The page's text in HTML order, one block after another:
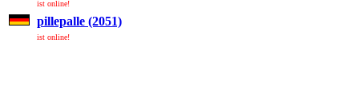
ist online!
pillepalle (2051)
ist online!